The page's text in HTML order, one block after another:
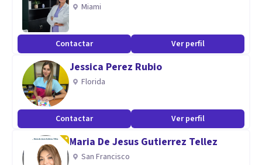
Miami
Contactar Ver perfil
Jessica Perez Rubio
Florida
Contactar Ver perfil
Maria De Jesus Gutierrez Tellez
San Francisco